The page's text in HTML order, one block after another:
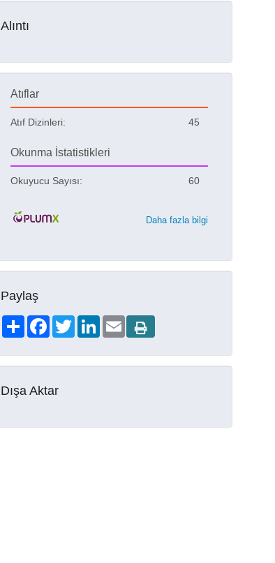
Alıntı
Atıflar
Atıf Dizinleri: 45
Okunma İstatistikleri
Okuyucu Sayısı: 60
Daha fazla bilgi
Paylaş
ShareFacebookTwitterLinkedIn
Email
Dışa Aktar